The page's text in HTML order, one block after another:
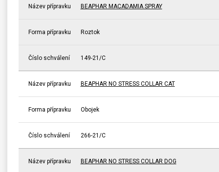
Název přípravku BEAPHAR MACADAMIA SPRAY
Forma přípravku Roztok
Číslo schválení 149-21/C
Název přípravku BEAPHAR NO STRESS COLLAR CAT
Forma přípravku Obojek
Číslo schválení 266-21/C
Název přípravku BEAPHAR NO STRESS COLLAR DOG